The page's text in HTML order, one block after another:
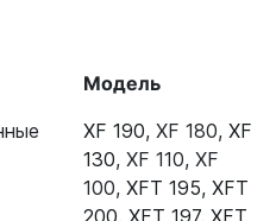
Модель
XF 190, XF 180, XF
130, XF 110, XF
100, XFT 195, XFT
200, XFT 197, XFT